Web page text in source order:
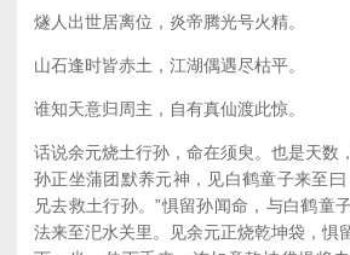
燧人出世居离位，炎帝腾光号火精。
山石逢时皆赤土，江湖偶遇尽枯平。
谁知天意归周主，自有真仙渡此惊。
话说余元烧土行孙，命在须臾。也是天数
孙正坐蒲团默养元神，见白鹤童子来至
兄去救土行孙。”惧留孙闻命，与白鹤童
法来至汜水关里。见余元正烧乾坤袋，惧